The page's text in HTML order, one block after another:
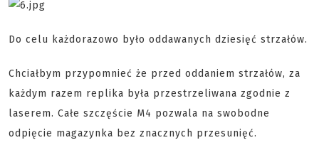
Do celu każdorazowo było oddawanych dziesięć strzałów.
Chciałbym przypomnieć że przed oddaniem strzałów, za
każdym razem replika była przestrzeliwana zgodnie z
laserem. Całe szczęście M4 pozwala na swobodne
odpięcie magazynka bez znacznych przesunięć.